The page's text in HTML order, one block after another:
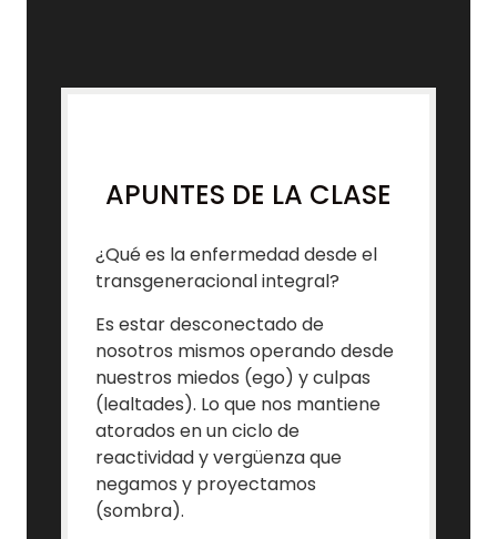
APUNTES DE LA CLASE
¿Qué es la enfermedad desde el
transgeneracional integral?
Es estar desconectado de
nosotros mismos operando desde
nuestros miedos (ego) y culpas
(lealtades). Lo que nos mantiene
atorados en un ciclo de
reactividad y vergüenza que
negamos y proyectamos
(sombra).